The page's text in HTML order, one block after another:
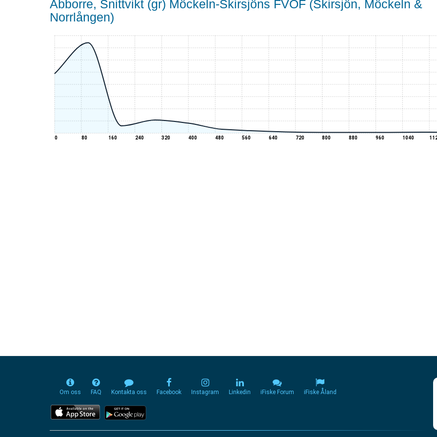
Abborre, Snittvikt (gr) Möckeln-Skirsjöns FVOF (Skirsjön, Möckeln &
Norrlången)
0 80 160 240 320 400 480 560 640 720 800 880 960 1040
Om oss FAQ Kontakta oss Facebook Instagram Linkedin iFiske Forum iFiske Åland